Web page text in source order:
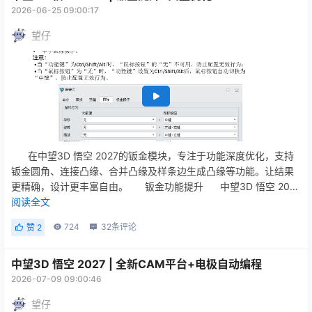
2026-06-25 09:00:17
望仔
在中望3D 悟空 2027的钣金模块，专注于功能深度优化，支持
钣金圆角、连接凸缘、合并凸缘及样条边生成凸缘等功能。让结果
更精确，设计更丰富自由。 钣金功能提升 中望3D 悟空 2027
中新增了鼠标行为按钮。该按钮支持双键组合，让您能够更灵活地
自定义鼠标手势习惯，仅用单手鼠标即可完成所有视图操作。新增
的特征设计编辑模式，当我们在图形区选中几何对象...
阅读全文
赞 2 724 32条评论
中望3D 悟空 2027 | 全新CAM平台+电极自动编程
2026-07-09 09:00:46
望仔